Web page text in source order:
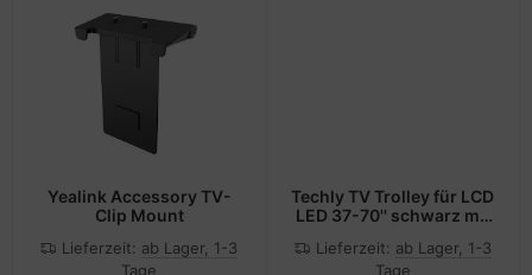
Yealink Accessory TV-
Clip Mount
Lieferzeit: ab Lager, 1-3
Tage
Techly TV Trolley für LCD
LED 37-70'' schwarz mit
Lieferzeit: ab Lager, 1-3
Tage